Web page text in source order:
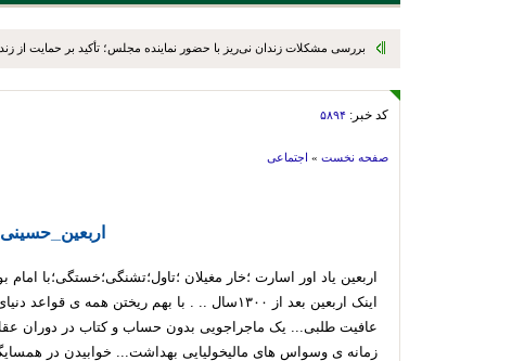
بررسی مشکلات زندان نی‌ریز با حضور نماینده مجلس؛ تأکید بر حمایت از
کد خبر: ۵۸۹۴
صفحه نخست » اجتماعی
اربعین_حسینی
اربعین یاد اور اسارت ؛خار مغیلان ؛تاول؛تشنگی؛خستگی؛با
اینک اربعین بعد از ۱۳۰۰سال .. . با بهم ریختن
عافیت طلبی... یک ماجراجویی بدون حساب و کتاب در دوران
زمانه ی وسواس های مالیخولیایی بهداشت... خوابیدن در